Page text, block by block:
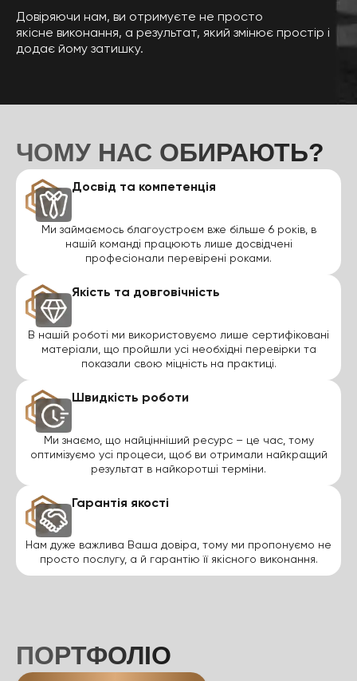
Довіряючи нам, ви отримуєте не просто
якісне виконання, а результат, який змінює простір і
додає йому затишку.
ЧОМУ НАС ОБИРАЮТЬ?
Досвід та компетенція
Ми займаємось благоустроєм вже більше 6 років, в
нашій команді працюють лише досвідчені
професіонали перевірені роками.
Якість та довговічність
В нашій роботі ми використовуємо лише сертифіковані
матеріали, що пройшли усі необхідні перевірки та
показали свою міцність на практиці.
Швидкість роботи
Ми знаємо, що найцінніший ресурс – це час, тому
оптимізуємо усі процеси, щоб ви отримали найкращий
результат в найкоротші терміни.
Гарантія якості
Нам дуже важлива Ваша довіра, тому ми пропонуємо не
просто послугу, а й гарантію її якісного виконання.
ПОРТФОЛІО